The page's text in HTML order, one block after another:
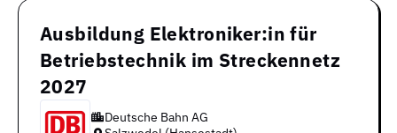
Ausbildung Elektroniker:in für
Betriebstechnik im Streckennetz
2027
Deutsche Bahn AG